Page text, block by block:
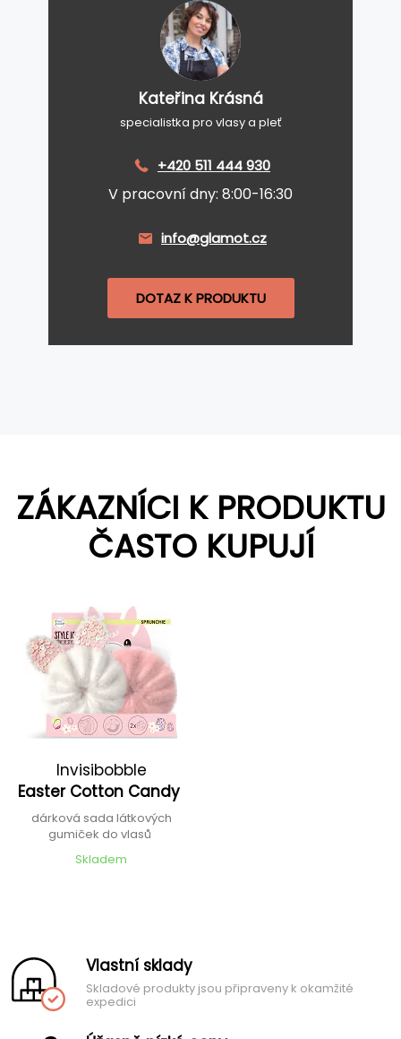
Kateřina Krásná
specialistka pro vlasy a pleť
+420 511 444 930
V pracovní dny: 8:00-16:30
info@glamot.cz
DOTAZ K PRODUKTU
ZÁKAZNÍCI K PRODUKTU
ČASTO KUPUJÍ
Invisibobble
Easter Cotton Candy
dárková sada látkových
gumiček do vlasů
Skladem
Vlastní sklady
Skladové produkty jsou připraveny k okamžité
expedici